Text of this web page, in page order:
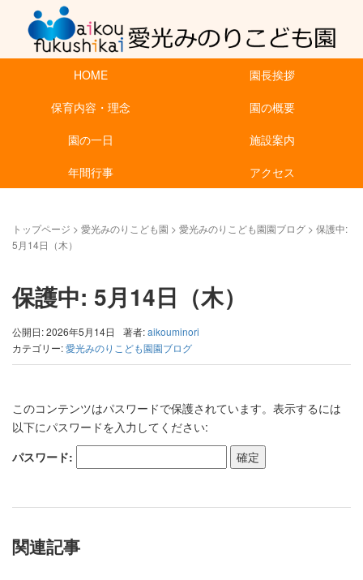
HOME
園長挨拶
保育内容・理念
園の概要
園の一日
施設案内
年間行事
アクセス
トップページ > 愛光みのりこども園 > 愛光みのりこども園園ブログ > 保護中:
5月14日（木）
保護中: 5月14日（木）
公開日: 2026年5月14日 著者:aikouminori
カテゴリー:愛光みのりこども園園ブログ
このコンテンツはパスワードで保護されています。表示するには
以下にパスワードを入力してください:
パスワード:
関連記事